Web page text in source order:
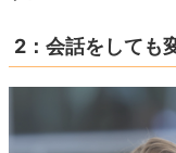
2：会話をしても